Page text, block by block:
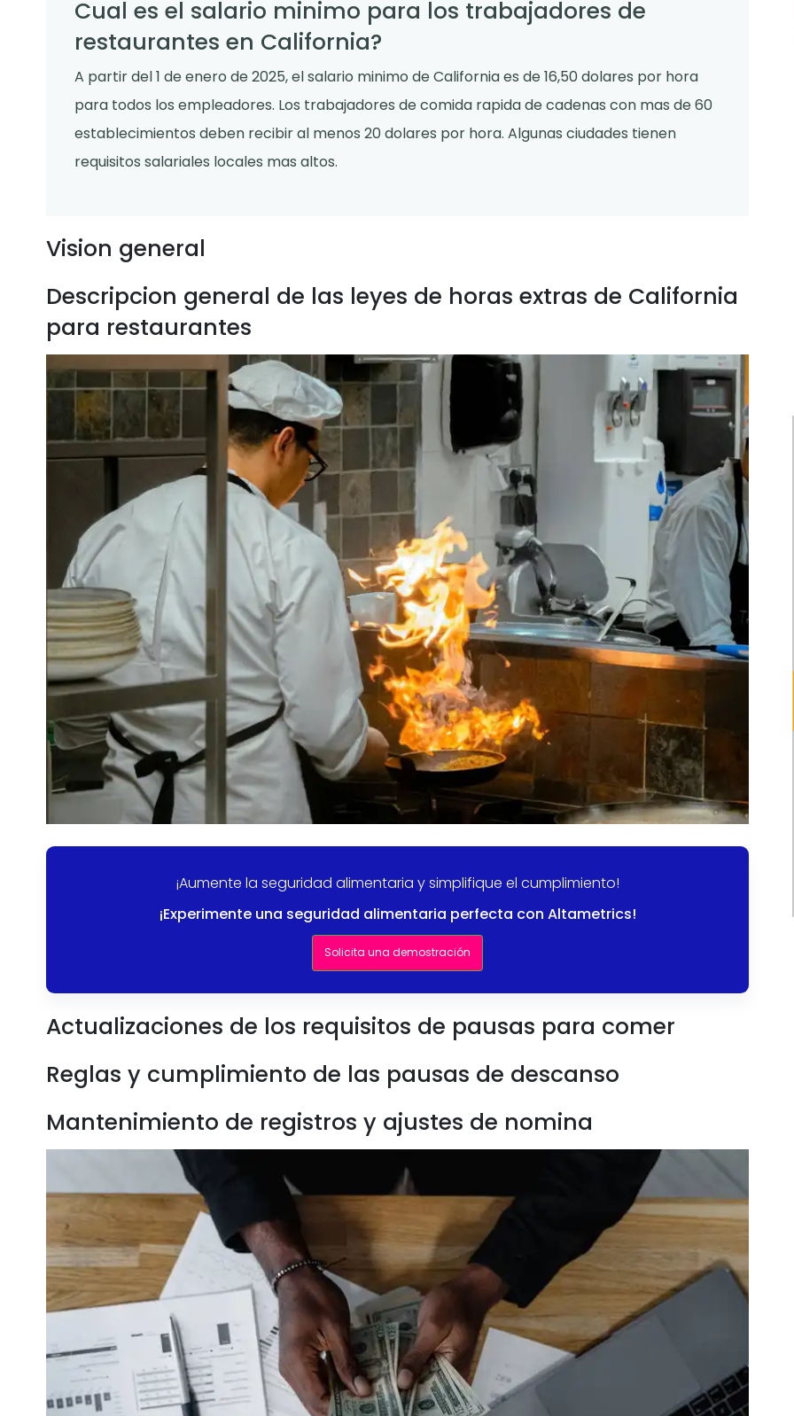
Cual es el salario minimo para los trabajadores de
restaurantes en California?
A partir del 1 de enero de 2025, el salario minimo de California es de 16,50 dolares por hora
para todos los empleadores. Los trabajadores de comida rapida de cadenas con mas de 60
establecimientos deben recibir al menos 20 dolares por hora. Algunas ciudades tienen
requisitos salariales locales mas altos.
Vision general
Descripcion general de las leyes de horas extras de California
para restaurantes
¡Aumente la seguridad alimentaria y simplifique el cumplimiento!
¡Experimente una seguridad alimentaria perfecta con Altametrics!
Solicita una demostración
Actualizaciones de los requisitos de pausas para comer
Reglas y cumplimiento de las pausas de descanso
Mantenimiento de registros y ajustes de nomina